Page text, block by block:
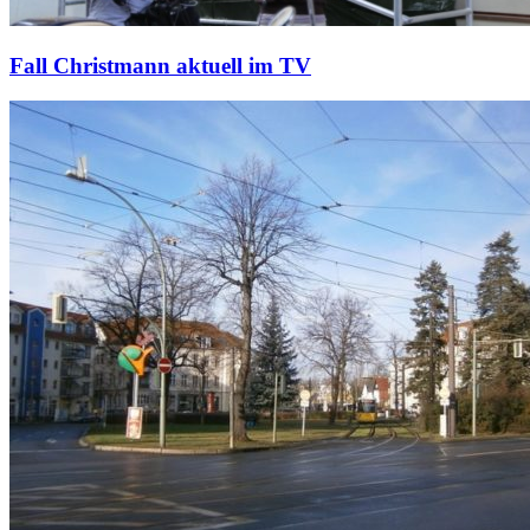
Fall Christmann aktuell im TV